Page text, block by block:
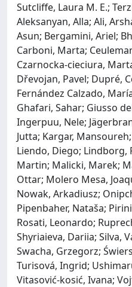
Sutcliffe, Laura M. E.;
Aleksanyan, Alla; Ali,
Asun; Bergamini, Ariel;
Carboni, Marta;
Czarnocka‐cieciura,
Dřevojan, Pavel; Dupré,
Fernández Calzado,
Ghafari, Sahar; Giusso
Ingerpuu, Nele;
Jutta; Kargar,
Liendo, Diego; Lindborg,
Martin; Malicki, Marek;
Ottar; Molero Mesa,
Nowak, Arkadiusz;
Pipenbaher, Nataša;
Rosati, Leonardo;
Shyriaieva, Dariia; Silva,
Swacha, Grzegorz;
Turisová, Ingrid;
Vitasović‐kosić, Ivana;